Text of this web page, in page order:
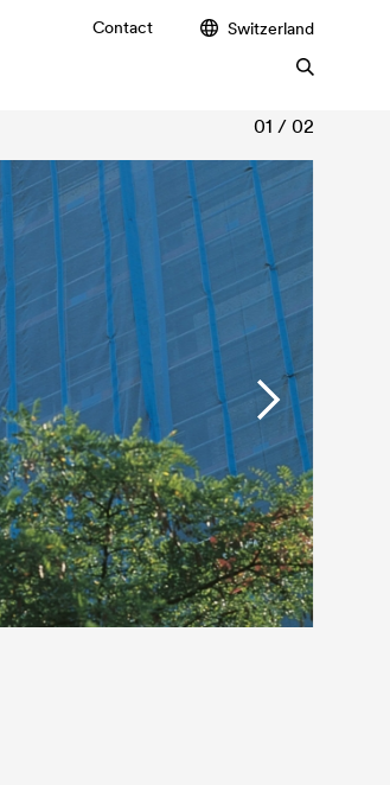
Contact Switzerland
01 / 02